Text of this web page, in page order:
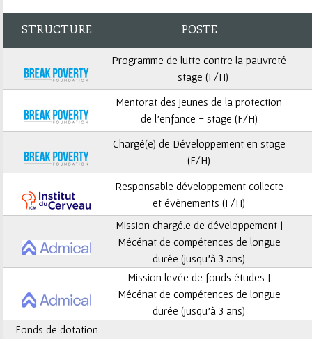
ê
s
i
STRUCTURE POSTE
Programme de lutte contre la pauvreté
- stage (F/H)
Mentorat des jeunes de la protection
de l’enfance - stage (F/H)
Chargé(e) de Développement en stage
(F/H)
Responsable développement collecte
et évènements (F/H)
Mission chargé.e de développement |
Mécénat de compétences de longue
durée (jusqu’à 3 ans)
Mission levée de fonds études |
Mécénat de compétences de longue
durée (jusqu’à 3 ans)
Fonds de dotation